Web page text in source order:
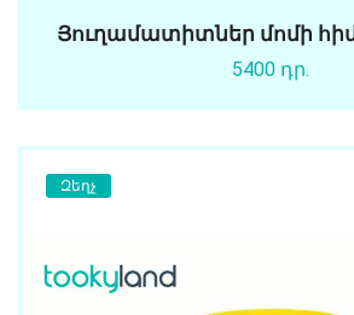
Յուղամատիտներ մոմի
5400 դր.
Զեղչ